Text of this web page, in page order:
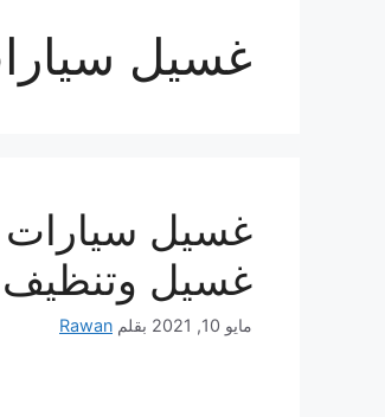
غسيل
غسيل وتنظيف
مايو 10, 2021 بقلم Rawan